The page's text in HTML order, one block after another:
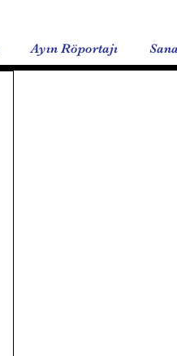
Ayın Röportajı